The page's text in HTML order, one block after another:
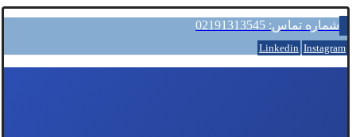
شماره تماس: 02191313545
Linkedin Instagram